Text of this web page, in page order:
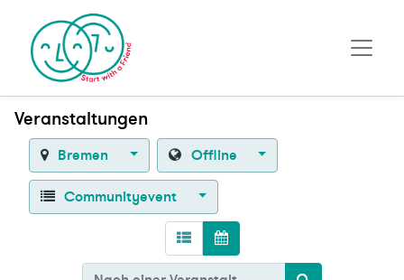
Veranstaltungen
Bremen Offline
Communityevent